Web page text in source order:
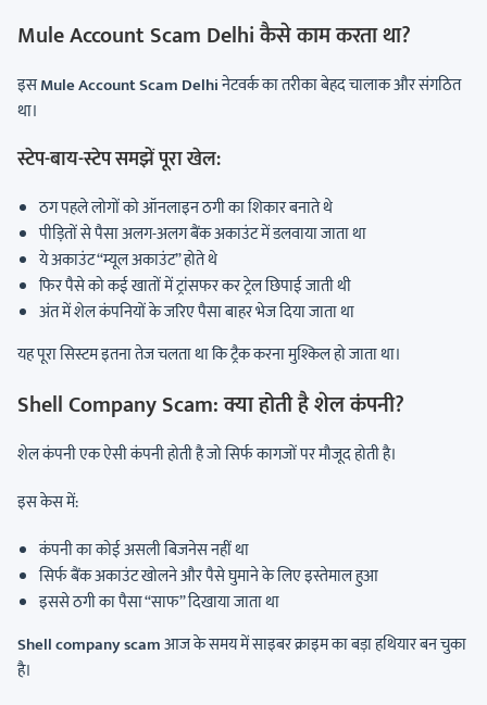
Mule Account Scam Delhi कैसे काम करता था?
इसMule Account Scam Delhiनेटवर्क का तरीका बेहद चालाक और संगठित
था।
स्टेप-बाय-स्टेप समझें पूरा खेल:
ठग पहले लोगों को ऑनलाइन ठगी का शिकार बनाते थे
पीड़ितों से पैसा अलग-अलग बैंक अकाउंट में डलवाया जाता था
ये अकाउंट “म्यूल अकाउंट” होते थे
फिर पैसे को कई खातों में ट्रांसफर कर ट्रेल छिपाई जाती थी
अंत में शेल कंपनियों के जरिए पैसा बाहर भेज दिया जाता था
यह पूरा सिस्टम इतना तेज चलता था कि ट्रैक करना मुश्किल हो जाता था।
Shell Company Scam: क्या होती है शेल कंपनी?
शेल कंपनी एक ऐसी कंपनी होती है जो सिर्फ कागजों पर मौजूद होती है।
इस केस में:
कंपनी का कोई असली बिजनेस नहीं था
सिर्फ बैंक अकाउंट खोलने और पैसे घुमाने के लिए इस्तेमाल हुआ
इससे ठगी का पैसा “साफ” दिखाया जाता था
Shell company scamआज के समय में साइबर क्राइम का बड़ा हथियार बन चुका
है।